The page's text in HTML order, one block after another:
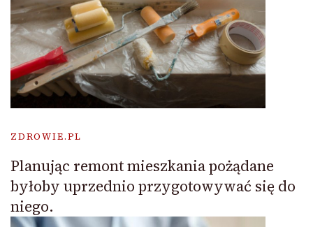
ZDROWIE.PL
Planując remont mieszkania pożądane
byłoby uprzednio przygotowywać się do
niego.